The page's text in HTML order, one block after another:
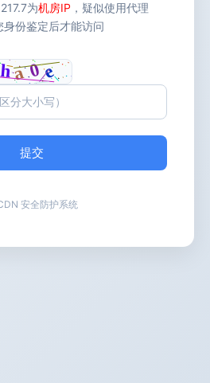
为机房IP ，疑似使用代理
身份鉴定后才能访问
提交
安全防护系统